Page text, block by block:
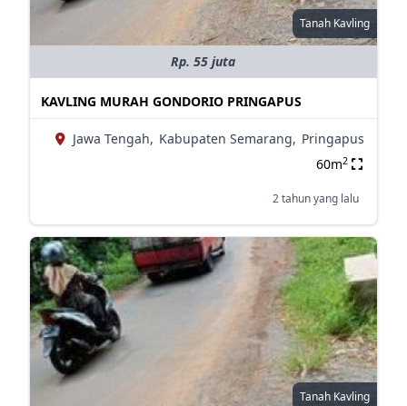
Tanah Kavling
Rp. 55 juta
KAVLING MURAH GONDORIO PRINGAPUS
Jawa Tengah, Kabupaten Semarang, Pringapus
60m2
2 tahun yang lalu
Tanah Kavling